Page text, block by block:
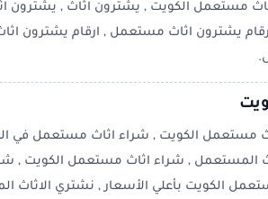
مستعمل الكويت , يشترون اثاث , يشترون
يشترون اثاث مستعمل , ارقام يشترون
مستعمل الكويت , شراء اثاث مستعمل في
المستعمل , شراء اثاث مستعمل الكويت ,
الكويت بأعلي الأسعار , نشتري الاثاث